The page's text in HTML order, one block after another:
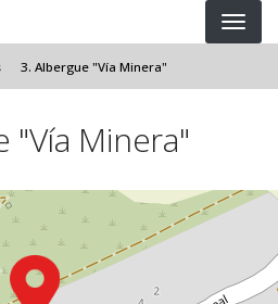
principal
Albergue "Vía Minera"
"Vía Minera"